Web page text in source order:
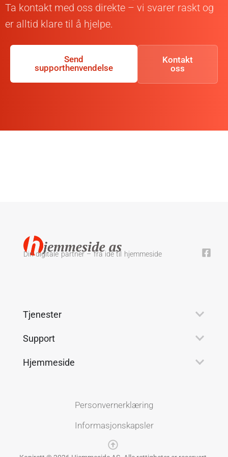
Ta kontakt med oss direkte – vi svarer raskt og
er alltid klare til å hjelpe.
Send
supporthenvendelse
Kontakt
oss
Din digitale partner – fra idé til hjemmeside
Tjenester
Support
Hjemmeside
Personvernerklæring
Informasjonskapsler